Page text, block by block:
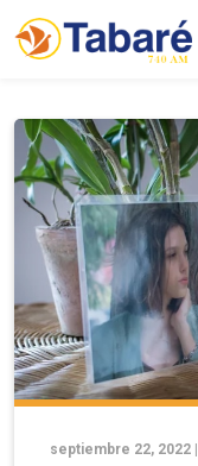
septiembre 22, 2022 |